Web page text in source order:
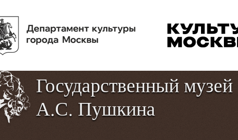
содержанию
contrast
Государственный музей
А.С. Пушкина